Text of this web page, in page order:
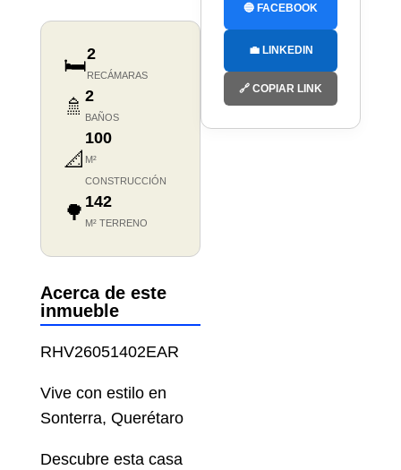
🛏️2
RECÁMARAS
🚿 2
BAÑOS
📐
100
M²
CONSTRUCCIÓN
🌳 142
M² TERRENO
Acerca de este
inmueble
RHV26051402EAR
Vive con estilo en
Sonterra, Querétaro
Descubre esta casa
🔵 FACEBOOK
💼 LINKEDIN
🔗 COPIAR LINK